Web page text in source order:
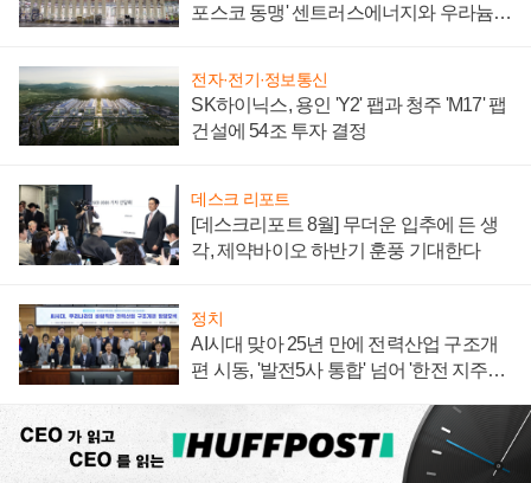
포스코 동맹' 센트러스에너지와 우라늄
전자·전기·정보통신
SK하이닉스, 용인 'Y2' 팹과 청주 'M17' 팹
건설에 54조 투자 결정
데스크 리포트
[데스크리포트 8월] 무더운 입추에 든 생
각, 제약바이오 하반기 훈풍 기대한다
정치
AI시대 맞아 25년 만에 전력산업 구조개
편 시동, '발전5사 통합' 넘어 '한전 지주사'